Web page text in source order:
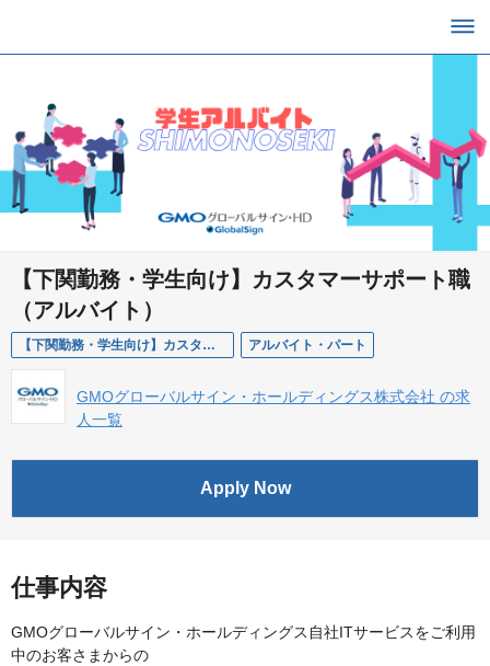
【下関勤務・学生向け】カスタマーサポート職
（アルバイト）
【下関勤務・学生向け】カスタマーサポート職（アルバイト） アルバイト・パート
GMOグローバルサイン・ホールディングス株式会社 の求
人一覧
Apply Now
仕事内容
GMOグローバルサイン・ホールディングス自社ITサービスをご利用
中のお客さまからの